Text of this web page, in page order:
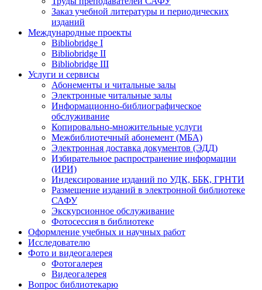
Заказ учебной литературы и периодических
изданий
Международные проекты
Bibliobridge I
Bibliobridge II
Bibliobridge III
Услуги и сервисы
Абонементы и читальные залы
Электронные читальные залы
Информационно-библиографическое
обслуживание
Копировально-множительные услуги
Межбиблиотечный абонемент (МБА)
Электронная доставка документов (ЭДД)
Избирательное распространение информации
(ИРИ)
Индексирование изданий по УДК, ББК, ГРНТИ
Размещение изданий в электронной библиотеке
САФУ
Экскурсионное обслуживание
Фотосессия в библиотеке
Оформление учебных и научных работ
Исследователю
Фото и видеогалерея
Фотогалерея
Видеогалерея
Вопрос библиотекарю